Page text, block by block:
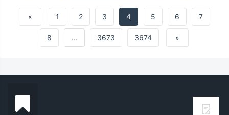
« 1 2 3 4 5 6 7
8 ... 3673 3674 »